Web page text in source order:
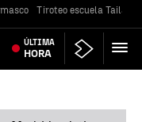
Tiroteo escuela
ÚLTIMA
HORA